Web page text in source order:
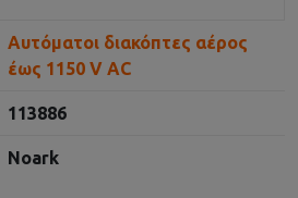
Αυτόματοι διακόπτες αέρος
έως 1150 V AC
113886
Noark